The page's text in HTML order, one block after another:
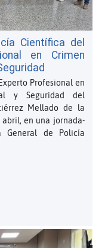
Científica del
en Crimen
Profesional en
y Seguridad del
Mellado de la
abril, en una jornada-
General de Policía